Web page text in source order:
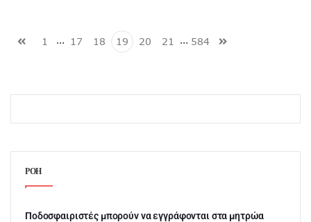
1 … 17 18 19 20 21 … 584
ΡΟΗ
Ποδοσφαιριστές μπορούν να εγγράφονται στα μητρώα